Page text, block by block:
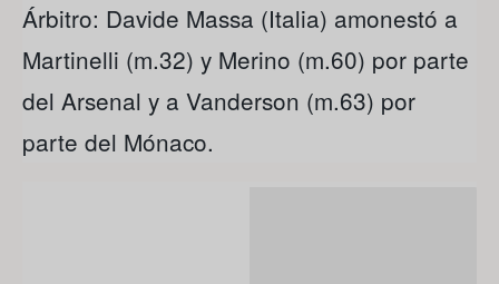
Árbitro: Davide Massa (Italia) amonestó a
Martinelli (m.32) y Merino (m.60) por parte
del Arsenal y a Vanderson (m.63) por
parte del Mónaco.